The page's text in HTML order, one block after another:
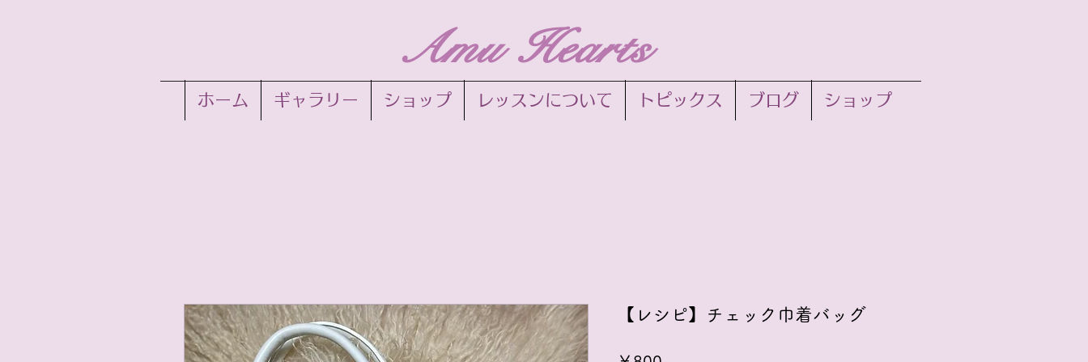
Amu Hearts
ホーム ギャラリー ショップ レッスンについて トピックス ブログ ショップ
【レシピ】チェック巾着バッグ